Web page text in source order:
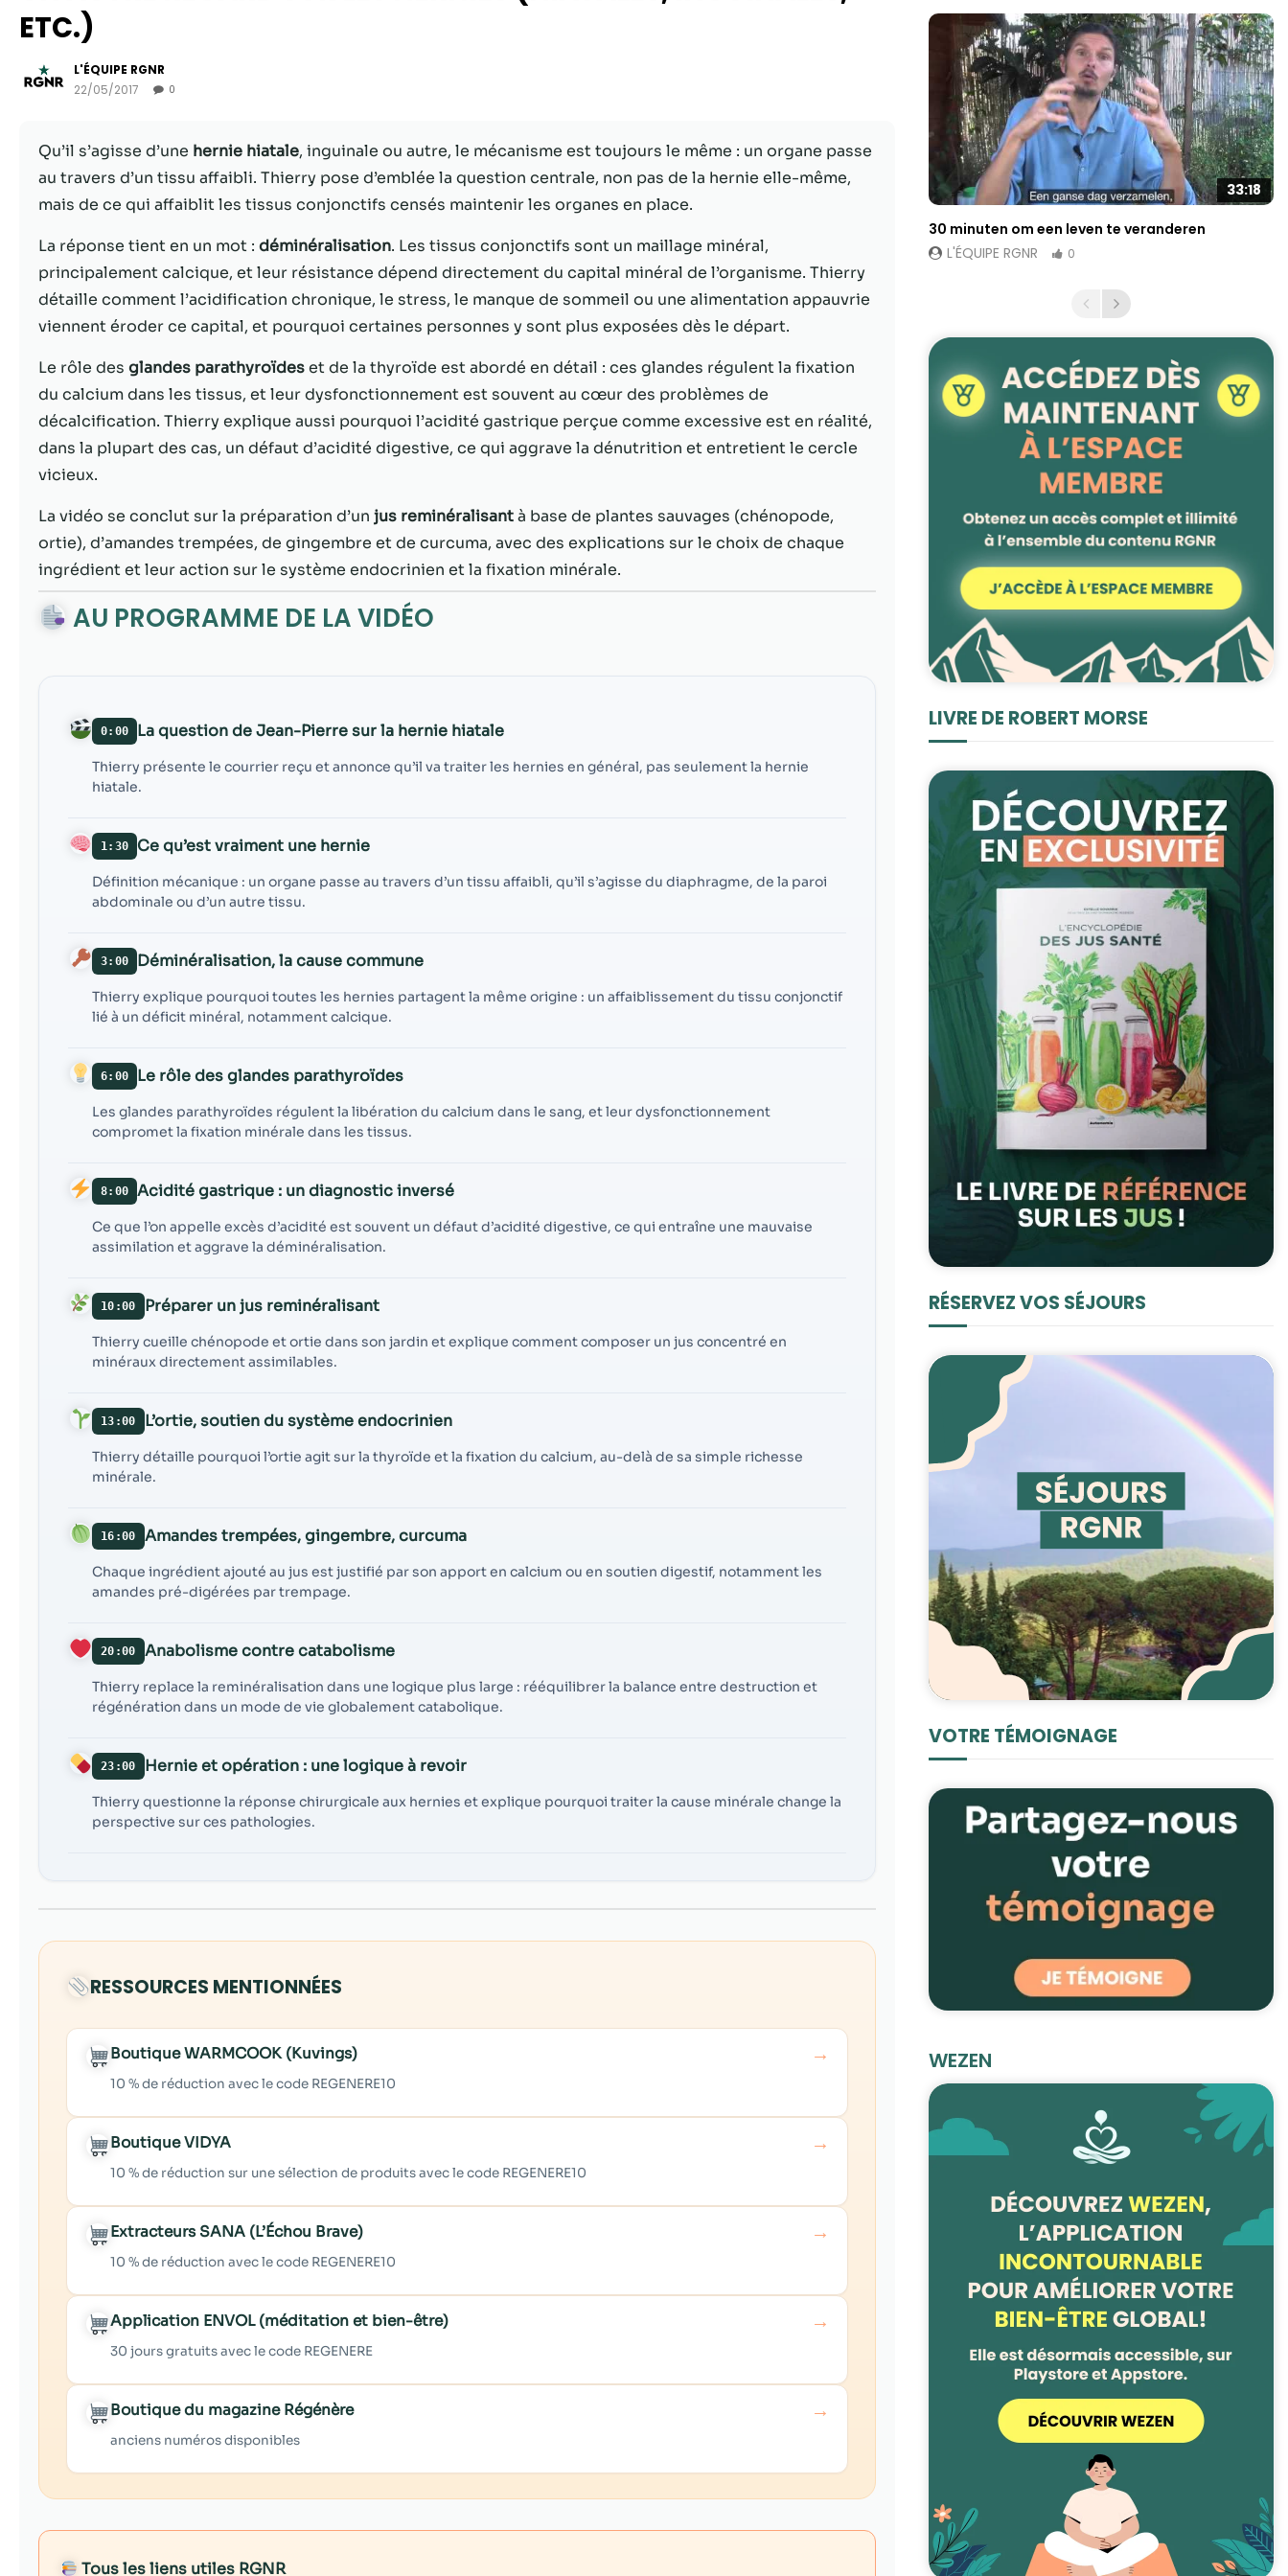
ETC.)
L'ÉQUIPE RGNR
22/05/2017
0
Qu’il s’agisse d’une hernie hiatale, inguinale ou autre, le mécanisme est toujours le même : un organe passe
au travers d’un tissu affaibli. Thierry pose d’emblée la question centrale, non pas de la hernie elle-même,
mais de ce qui affaiblit les tissus conjonctifs censés maintenir les organes en place.
La réponse tient en un mot : déminéralisation. Les tissus conjonctifs sont un maillage minéral,
principalement calcique, et leur résistance dépend directement du capital minéral de l’organisme. Thierry
détaille comment l’acidification chronique, le stress, le manque de sommeil ou une alimentation appauvrie
viennent éroder ce capital, et pourquoi certaines personnes y sont plus exposées dès le départ.
Le rôle des glandes parathyroïdeset de la thyroïde est abordé en détail : ces glandes régulent la fixation
du calcium dans les tissus, et leur dysfonctionnement est souvent au cœur des problèmes de
décalcification. Thierry explique aussi pourquoi l’acidité gastrique perçue comme excessive est en réalité,
dans la plupart des cas, un défaut d’acidité digestive, ce qui aggrave la dénutrition et entretient le cercle
vicieux.
La vidéo se conclut sur la préparation d’un jus reminéralisantà base de plantes sauvages (chénopode,
ortie), d’amandes trempées, de gingembre et de curcuma, avec des explications sur le choix de chaque
ingrédient et leur action sur le système endocrinien et la fixation minérale.
AU PROGRAMME DE LA VIDÉO
0:00 La question de Jean-Pierre sur la hernie hiatale
Thierry présente le courrier reçu et annonce qu’il va traiter les hernies en général, pas seulement la hernie
hiatale.
1:30 Ce qu’est vraiment une hernie
Définition mécanique : un organe passe au travers d’un tissu affaibli, qu’il s’agisse du diaphragme, de la paroi
abdominale ou d’un autre tissu.
3:00 Déminéralisation, la cause commune
Thierry explique pourquoi toutes les hernies partagent la même origine : un affaiblissement du tissu conjonctif
lié à un déficit minéral, notamment calcique.
6:00 Le rôle des glandes parathyroïdes
Les glandes parathyroïdes régulent la libération du calcium dans le sang, et leur dysfonctionnement
compromet la fixation minérale dans les tissus.
8:00 Acidité gastrique : un diagnostic inversé
Ce que l’on appelle excès d’acidité est souvent un défaut d’acidité digestive, ce qui entraîne une mauvaise
assimilation et aggrave la déminéralisation.
10:00 Préparer un jus reminéralisant
Thierry cueille chénopode et ortie dans son jardin et explique comment composer un jus concentré en
minéraux directement assimilables.
13:00 L’ortie, soutien du système endocrinien
Thierry détaille pourquoi l’ortie agit sur la thyroïde et la fixation du calcium, au-delà de sa simple richesse
minérale.
16:00 Amandes trempées, gingembre, curcuma
Chaque ingrédient ajouté au jus est justifié par son apport en calcium ou en soutien digestif, notamment les
amandes pré-digérées par trempage.
20:00 Anabolisme contre catabolisme
Thierry replace la reminéralisation dans une logique plus large : rééquilibrer la balance entre destruction et
régénération dans un mode de vie globalement catabolique.
23:00 Hernie et opération : une logique à revoir
Thierry questionne la réponse chirurgicale aux hernies et explique pourquoi traiter la cause minérale change la
perspective sur ces pathologies.
RESSOURCES MENTIONNÉES
Boutique WARMCOOK (Kuvings)
10 % de réduction avec le code REGENERE10
→
Boutique VIDYA
10 % de réduction sur une sélection de produits avec le code REGENERE10
→
Extracteurs SANA (L’Échou Brave)
10 % de réduction avec le code REGENERE10
→
Application ENVOL (méditation et bien-être)
30 jours gratuits avec le code REGENERE
→
Boutique du magazine Régénère
anciens numéros disponibles
→
Tous les liens utiles RGNR
33:18
30 minuten om een leven te veranderen
L'ÉQUIPE RGNR
0
LIVRE DE ROBERT MORSE
RÉSERVEZ VOS SÉJOURS
VOTRE TÉMOIGNAGE
WEZEN
et la structure
du site Web,
en fonction
de la façon
Web est
utilisé.
Experience
site Web
fonctionne
aussi bien que
possible lors
de votre visite.
certaines
disparaîtront
visitez notre
offres